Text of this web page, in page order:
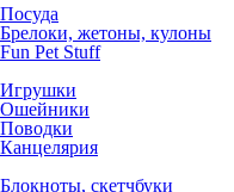
Посуда
Брелоки, жетоны, кулоны
Fun Pet Stuff
Игрушки
Ошейники
Поводки
Канцелярия
Блокноты, скетчбуки